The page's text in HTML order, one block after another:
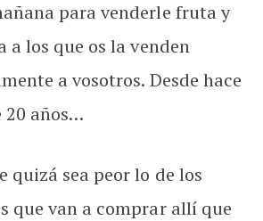
para venderle fruta y
a los que os la venden
a vosotros. Desde hace
20 años…
quizá sea peor lo de los
que van a comprar allí que